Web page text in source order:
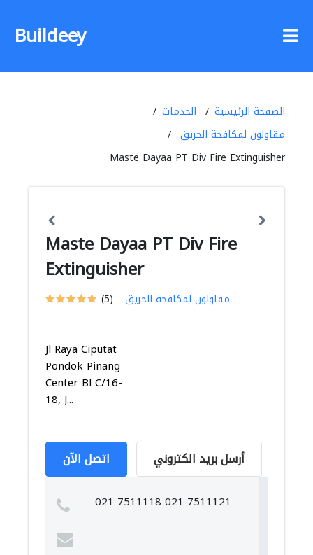
Buildeey
الصفحة الرئيسية
الخدمات
مقاولون لمكافحة الحريق
Maste Dayaa PT Div Fire Extinguisher
Maste Dayaa PT Div Fire
Extinguisher
(5) مقاولون لمكافحة الحريق
Jl Raya Ciputat
Pondok Pinang
Center Bl C/16-
18, J...
اتصل الآن أرسل بريد الكتروني
021 7511118 021 7511121